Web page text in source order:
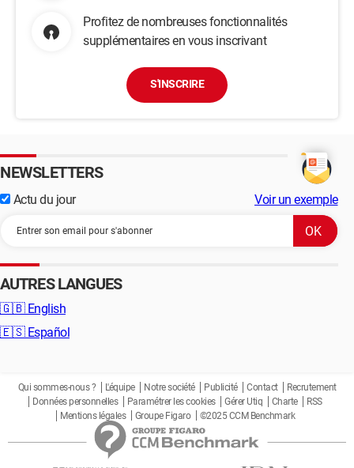
Profitez de nombreuses fonctionnalités
supplémentaires en vous inscrivant
S'INSCRIRE
NEWSLETTERS
Actu du jour Voir un exemple
AUTRES LANGUES
🇬🇧 English
🇪🇸 Español
Qui sommes-nous ? L'équipe Notre société Publicité Contact
Recrutement
Données personnelles
Paramétrer les cookies Gérer Utiq Charte
RSS
Mentions légales
Groupe Figaro ©2025 CCM Benchmark